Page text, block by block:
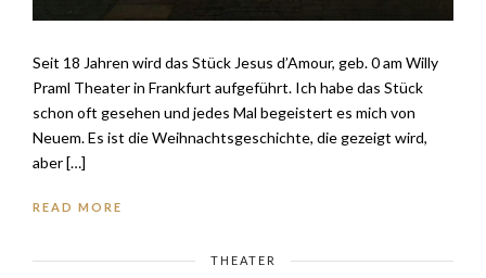
Seit 18 Jahren wird das Stück Jesus d’Amour, geb. 0 am Willy
Praml Theater in Frankfurt aufgeführt. Ich habe das Stück
schon oft gesehen und jedes Mal begeistert es mich von
Neuem. Es ist die Weihnachtsgeschichte, die gezeigt wird,
aber […]
READ MORE
THEATER